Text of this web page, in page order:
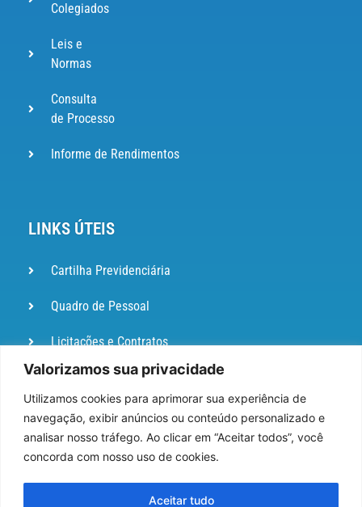
Valorizamos sua privacidade
Utilizamos cookies para aprimorar sua experiência de
navegação, exibir anúncios ou conteúdo personalizado e
analisar nosso tráfego. Ao clicar em “Aceitar todos”, você
concorda com nosso uso de cookies.
Aceitar tudo
Colegiados
Leis e
Normas
Consulta
de Processo
Informe de Rendimentos
LINKS ÚTEIS
Cartilha Previdenciária
Quadro de Pessoal
Licitações e Contratos
Portal de
Ouvidoria
DIÁRIO
OFICIAL
Pesquisa de Satisfação